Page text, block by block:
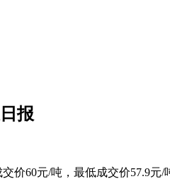
报
价60元/吨，最低成交价57.9元/